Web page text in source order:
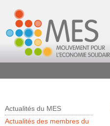
Actualités du MES
Actualités des membres du